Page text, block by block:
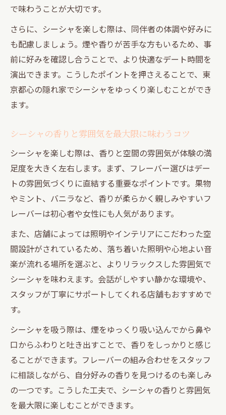
で味わうことが大切です。
さらに、シーシャを楽しむ際は、同伴者の体調や好みに
も配慮しましょう。煙や香りが苦手な方もいるため、事
前に好みを確認し合うことで、より快適なデート時間を
演出できます。こうしたポイントを押さえることで、東
京都心の隠れ家でシーシャをゆっくり楽しむことができ
ます。
シーシャの香りと雰囲気を最大限に味わうコツ
シーシャを楽しむ際は、香りと空間の雰囲気が体験の満
足度を大きく左右します。まず、フレーバー選びはデー
トの雰囲気づくりに直結する重要なポイントです。果物
やミント、バニラなど、香りが柔らかく親しみやすいフ
レーバーは初心者や女性にも人気があります。
また、店舗によっては照明やインテリアにこだわった空
間設計がされているため、落ち着いた照明や心地よい音
楽が流れる場所を選ぶと、よりリラックスした雰囲気で
シーシャを味わえます。会話がしやすい静かな環境や、
スタッフが丁寧にサポートしてくれる店舗もおすすめで
す。
シーシャを吸う際は、煙をゆっくり吸い込んでから鼻や
口からふわりと吐き出すことで、香りをしっかりと感じ
ることができます。フレーバーの組み合わせをスタッフ
に相談しながら、自分好みの香りを見つけるのも楽しみ
の一つです。こうした工夫で、シーシャの香りと雰囲気
を最大限に楽しむことができます。